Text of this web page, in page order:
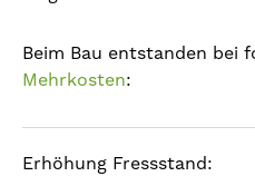
Beim Bau entstanden bei
Mehrkosten:
Erhöhung Fressstand: